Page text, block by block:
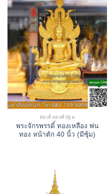
สมเด็จองค์ปฐม
พระจักรพรรดิ์ ทองเหลือง พ่น
ทอง หน้าตัก 40 นิ้ว (มีซุ้ม)